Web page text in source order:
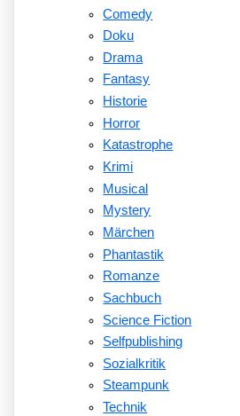
Comedy
Doku
Drama
Fantasy
Historie
Horror
Katastrophe
Krimi
Musical
Mystery
Märchen
Phantastik
Romanze
Sachbuch
Science Fiction
Selfpublishing
Sozialkritik
Steampunk
Technik